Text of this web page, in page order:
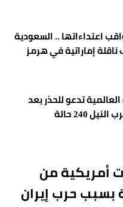
اعتداءاتها .. السعودية
إماراتية في هرمز
تدعو للحذر بعد
240 حالة
أمريكية من
بسبب حرب إيران